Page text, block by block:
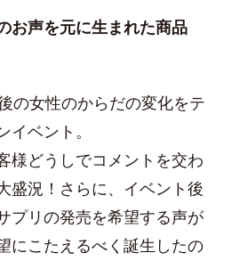
お声を元に生まれた商品
の女性のからだの変化をテ
ベント。
様どうしでコメントを交わ
盛況！さらに、イベント後
プリの発売を希望する声が
にこたえるべく誕生したの